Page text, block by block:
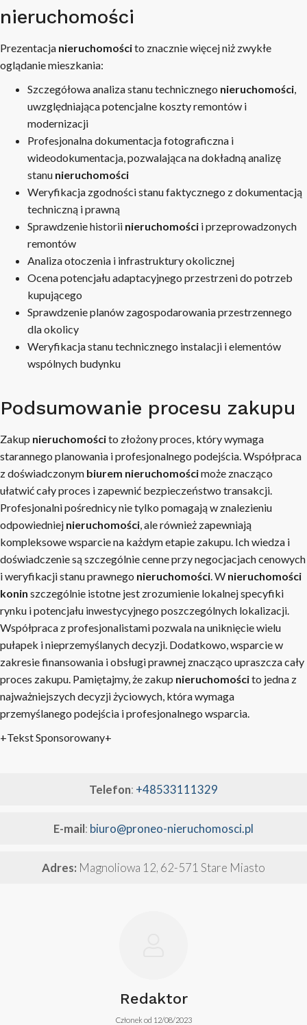
nieruchomości
Prezentacja nieruchomościto znacznie więcej niż zwykłe
oglądanie mieszkania:
Szczegółowa analiza stanu technicznego nieruchomości,
uwzględniająca potencjalne koszty remontów i
modernizacji
Profesjonalna dokumentacja fotograficzna i
wideodokumentacja, pozwalająca na dokładną analizę
stanu nieruchomości
Weryfikacja zgodności stanu faktycznego z dokumentacją
techniczną i prawną
Sprawdzenie historii nieruchomości i przeprowadzonych
remontów
Analiza otoczenia i infrastruktury okolicznej
Ocena potencjału adaptacyjnego przestrzeni do potrzeb
kupującego
Sprawdzenie planów zagospodarowania przestrzennego
dla okolicy
Weryfikacja stanu technicznego instalacji i elementów
wspólnych budynku
Podsumowanie procesu zakupu
Zakup nieruchomościto złożony proces, który wymaga
starannego planowania i profesjonalnego podejścia. Współpraca
z doświadczonym biurem nieruchomościmoże znacząco
ułatwić cały proces i zapewnić bezpieczeństwo transakcji.
Profesjonalni pośrednicy nie tylko pomagają w znalezieniu
odpowiedniej nieruchomości, ale również zapewniają
kompleksowe wsparcie na każdym etapie zakupu. Ich wiedza i
doświadczenie są szczególnie cenne przy negocjacjach cenowych
i weryfikacji stanu prawnego nieruchomości. W nieruchomości
konin szczególnie istotne jest zrozumienie lokalnej specyfiki
rynku i potencjału inwestycyjnego poszczególnych lokalizacji.
Współpraca z profesjonalistami pozwala na uniknięcie wielu
pułapek i nieprzemyślanych decyzji. Dodatkowo, wsparcie w
zakresie finansowania i obsługi prawnej znacząco upraszcza cały
proces zakupu. Pamiętajmy, że zakup nieruchomościto jedna z
najważniejszych decyzji życiowych, która wymaga
przemyślanego podejścia i profesjonalnego wsparcia.
+Tekst Sponsorowany+
Telefon: +48533111329
E-mail: biuro@proneo-nieruchomosci.pl
Adres: Magnoliowa 12, 62-571 Stare Miasto
Redaktor
Członek od 12/08/2023